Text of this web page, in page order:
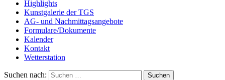
Highlights
Kunstgalerie der TGS
AG- und Nachmittagsangebote
Formulare/Dokumente
Kalender
Kontakt
Wetterstation
Suchen nach: